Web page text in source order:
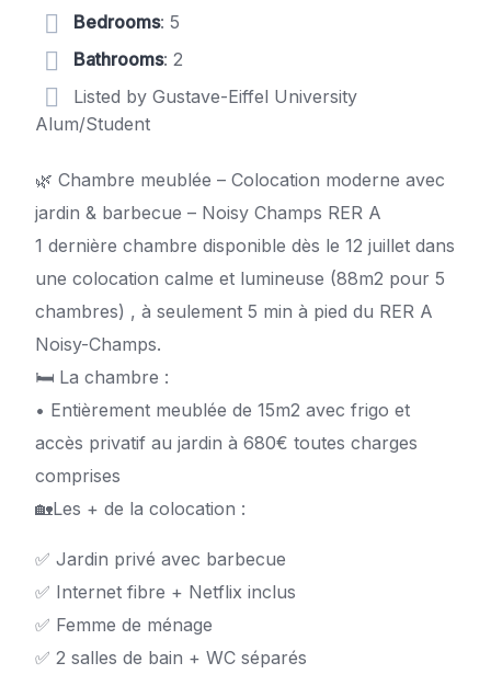
Bedrooms: 5
Bathrooms: 2
Listed by Gustave-Eiffel University
Alum/Student
🌿 Chambre meublée – Colocation moderne avec
jardin & barbecue – Noisy Champs RER A
1 dernière chambre disponible dès le 12 juillet dans
une colocation calme et lumineuse (88m2 pour 5
chambres) , à seulement 5 min à pied du RER A
Noisy-Champs.
🛏 La chambre :
• Entièrement meublée de 15m2 avec frigo et
accès privatif au jardin à 680€ toutes charges
comprises
🏡Les + de la colocation :
✅ Jardin privé avec barbecue
✅ Internet fibre + Netflix inclus
✅ Femme de ménage
✅ 2 salles de bain + WC séparés